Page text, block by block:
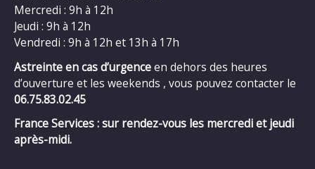
Mercredi : 9h à 12h
Jeudi : 9h à 12h
Vendredi : 9h à 12h et 13h à 17h
Astreinte en cas d’urgenceen dehors des heures
d’ouverture et les weekends , vous pouvez contacter le
06.75.83.02.45
France Services : sur rendez-vous les mercredi et jeudi
après-midi.